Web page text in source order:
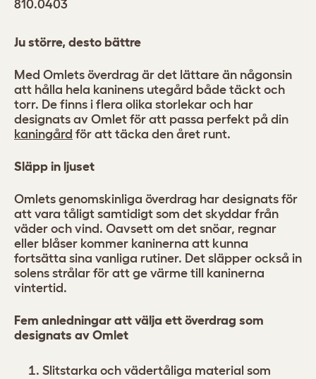
810.0403
Ju större, desto bättre
Med Omlets överdrag är det lättare än någonsin
att hålla hela kaninens utegård både täckt och
torr. De finns i flera olika storlekar och har
designats av Omlet för att passa perfekt på din
kaningård för att täcka den året runt.
Släpp in ljuset
Omlets genomskinliga överdrag har designats för
att vara tåligt samtidigt som det skyddar från
väder och vind. Oavsett om det snöar, regnar
eller blåser kommer kaninerna att kunna
fortsätta sina vanliga rutiner. Det släpper också in
solens strålar för att ge värme till kaninerna
vintertid.
Fem anledningar att välja ett överdrag som
designats av Omlet
Slitstarka och vädertåliga material som